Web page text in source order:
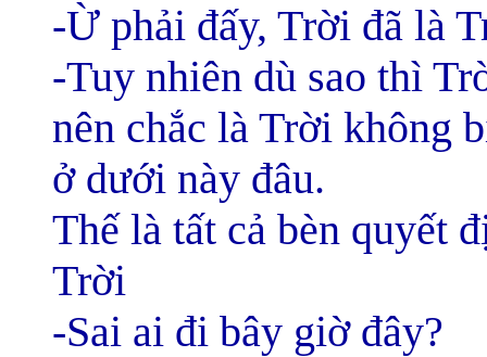
-Ừ phải đấy, Trời đã là
-Tuy nhiên dù sao thì
nên chắc là Trời không
ở dưới này đâu.
Thế là tất cả bèn quyết
Trời
-Sai ai đi bây giờ đây?